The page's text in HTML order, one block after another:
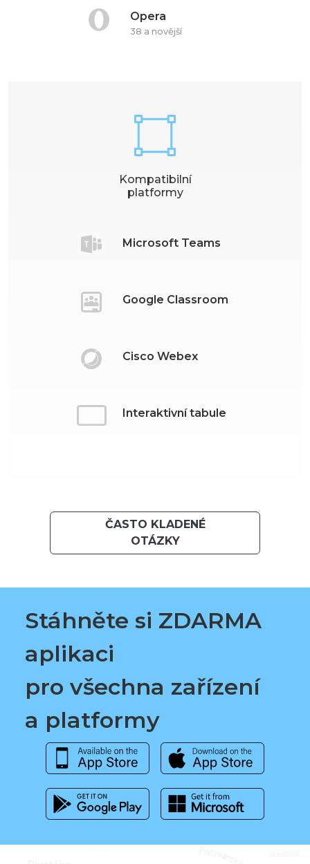
Opera
38 a novější
Kompatibilní
platformy
Microsoft Teams
Google Classroom
Cisco Webex
Interaktivní tabule
ČASTO KLADENÉ
OTÁZKY
Stáhněte si ZDARMA
aplikaci
pro všechna zařízení
a platformy